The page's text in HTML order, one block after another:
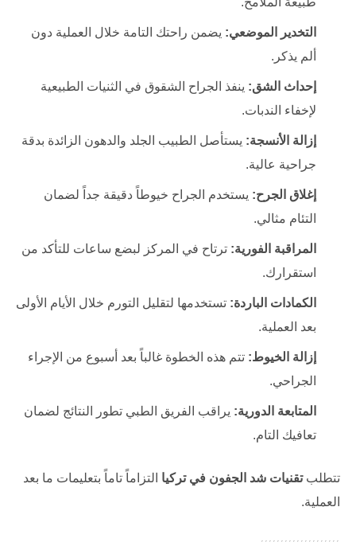
التخدير الموضعي: يضمن راحتك التامة خلال العملية دون
ألم يذكر.
إحداث الشق: ينفذ الجراح الشقوق في الثنيات الطبيعية
لإخفاء الندبات.
إزالة الأنسجة: يستأصل الطبيب الجلد والدهون الزائدة بدقة
جراحية عالية.
إغلاق الجرح: يستخدم الجراح خيوطاً دقيقة جداً لضمان
التئام مثالي.
المراقبة الفورية: ترتاح في المركز لبضع ساعات للتأكد من
استقرارك.
الكمادات الباردة: تستخدمها لتقليل التورم خلال الأيام الأولى
بعد العملية.
إزالة الخيوط: تتم هذه الخطوة غالباً بعد أسبوع من الإجراء
الجراحي.
المتابعة الدورية: يراقب الفريق الطبي تطور النتائج لضمان
تعافيك التام.
تتطلبتقنيات شد الجفون في تركيا التزاماً تاماً بتعليمات ما بعد
العملية.